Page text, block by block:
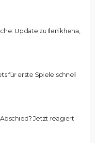
Update zu Ilenikhena,
für erste Spiele schnell
Jetzt reagiert